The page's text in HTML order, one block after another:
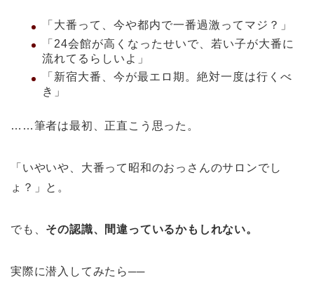
「大番って、今や都内で一番過激ってマジ？」
「24会館が高くなったせいで、若い子が大番に
流れてるらしいよ」
「新宿大番、今が最エロ期。絶対一度は行くべ
き」
……筆者は最初、正直こう思った。
「いやいや、大番って昭和のおっさんのサロンでし
ょ？」と。
でも、 その認識、間違っているかもしれない。
実際に潜入してみたら──